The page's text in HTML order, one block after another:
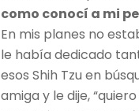
como conocí a mi
En mis planes no
le había dedicado
esos Shih Tzu en
amiga y le dije, “quiero